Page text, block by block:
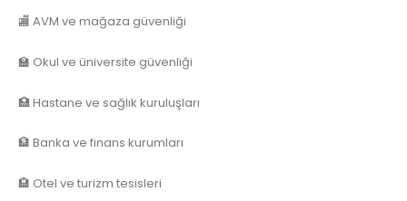
🏬 AVM ve mağaza güvenliği
🏫 Okul ve üniversite güvenliği
🏥 Hastane ve sağlık kuruluşları
🏦 Banka ve finans kurumları
🏨 Otel ve turizm tesisleri